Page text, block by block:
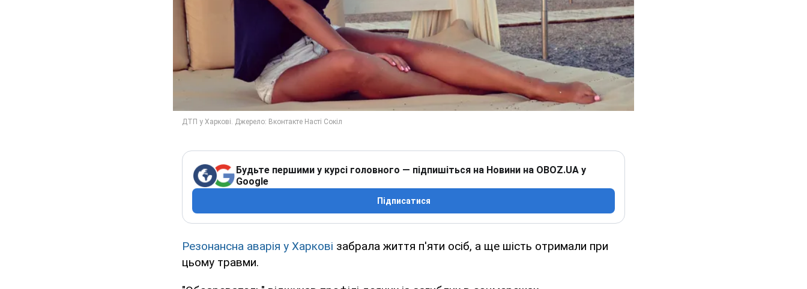
Будьте першими у курсі головного — підпишіться на Новини на OBOZ.UA у
Google
Підписатися
Резонансна аварія у Харкові забрала життя п'яти осіб, а ще шість отримали при
цьому травми.